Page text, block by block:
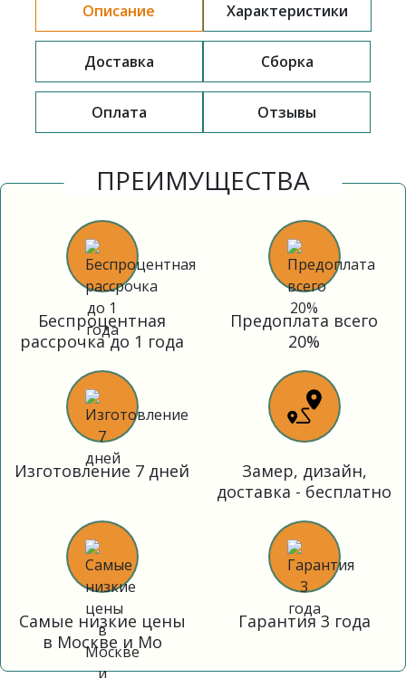
Описание Характеристики
Доставка Сборка
Оплата Отзывы
ПРЕИМУЩЕСТВА
Беспроцентная
рассрочка до 1 года
Предоплата всего
20%
Изготовление 7 дней
Замер, дизайн,
доставка - бесплатно
Самые низкие цены
в Москве и Мо
Гарантия 3 года